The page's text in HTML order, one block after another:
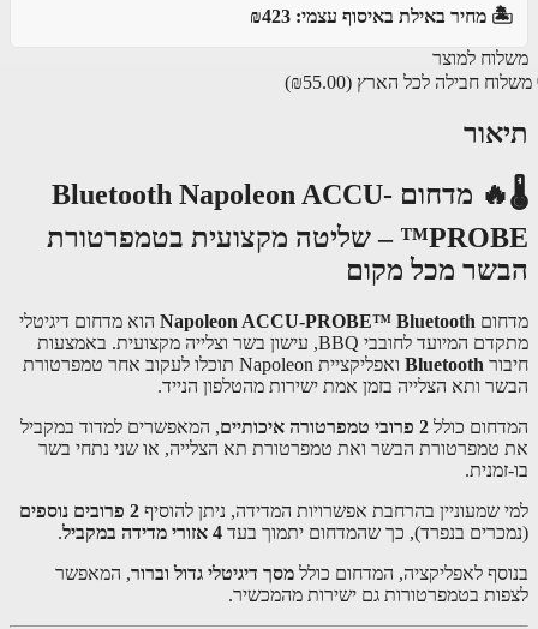
מחיר באילת באיסוף עצמי: ₪423
למוצר
חבילה לכל הארץ(₪55.00)
🌡🔥 מדחום Bluetooth Napoleon ACCU-
PROBE™ – שליטה מקצועית בטמפרטורת
מכל מקום
Napoleon ACCU-PROBE™ Bluetoothהוא מדחום דיגיטלי
מתקדם המיועד לחובבי BBQ, עישון בשר וצלייה מקצועית. באמצעות
Bluetooth
ואפליקציית Napoleon תוכלו לעקוב אחר טמפרטורת
ותא הצלייה בזמן אמת ישירות מהטלפון הנייד.
כולל2 פרובי טמפרטורה איכותיים
, המאפשרים למדוד במקביל
הבשר ואת טמפרטורת תא הצלייה, או שני נתחי בשר
שמעוניין בהרחבת אפשרויות המדידה, ניתן להוסיף2 פרובים נוספים
בנפרד), כך שהמדחום יתמוך בעד4 אזורי מדידה במקביל
.
לאפליקציה, המדחום כוללמסך דיגיטלי גדול וברור, המאפשר
בטמפרטורות גם ישירות מהמכשיר.